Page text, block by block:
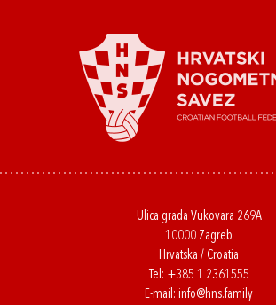
Ulica grada Vukovara 269A
10000 Zagreb
Hrvatska / Croatia
Tel: +385 1 2361555
E-mail: info@hns.family